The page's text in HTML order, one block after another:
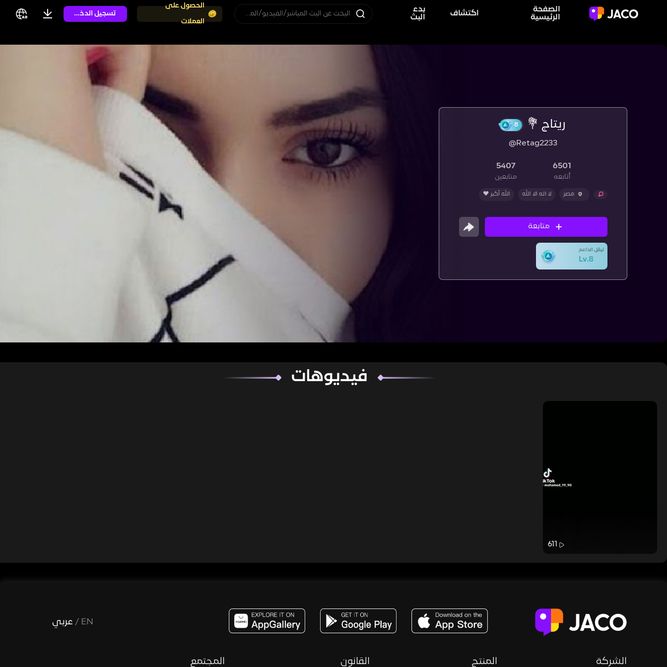
الصفحة
الرئيسية
اكتشاف
بدء
البث
البحث عن البث المباشر/الفيديو/المستخدم
الحصول على
العملات
تسجيل الدخول
ريتاج 💐
@Retag2233
6501
أتابعه
5407
متابعين
مصر لا اله الا الله الله أكبر ❤️
متابعة
ليڤل الداعم
Lv.8
فيديوهات
611
EN
/ عربي
الشركة المنتج القانون المجتمع